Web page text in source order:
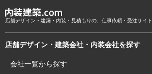
店舗デザイン・建築・内装・見積もりの、仕事依頼・受注サイト
店舗デザイン・建築会社・内装会社を探す
会社一覧から探す